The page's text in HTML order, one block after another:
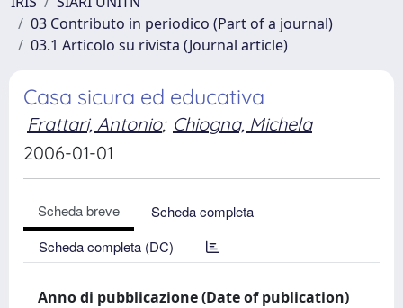
03 Contributo in periodico (Part of a journal)
03.1 Articolo su rivista (Journal article)
Casa sicura ed educativa
Frattari, Antonio; Chiogna, Michela
2006-01-01
Scheda breve
Scheda completa
Scheda completa (DC)
Anno di pubblicazione (Date of publication)